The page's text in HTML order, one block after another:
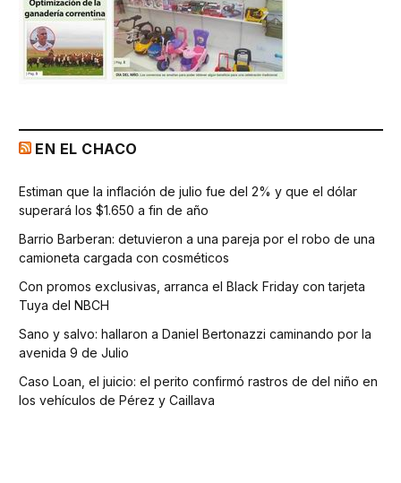
EN EL CHACO
Estiman que la inflación de julio fue del 2% y que el dólar
superará los $1.650 a fin de año
Barrio Barberan: detuvieron a una pareja por el robo de una
camioneta cargada con cosméticos
Con promos exclusivas, arranca el Black Friday con tarjeta
Tuya del NBCH
Sano y salvo: hallaron a Daniel Bertonazzi caminando por la
avenida 9 de Julio
Caso Loan, el juicio: el perito confirmó rastros de del niño en
los vehículos de Pérez y Caillava